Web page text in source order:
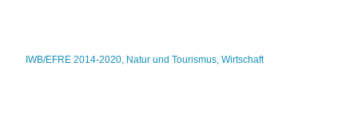
IWB/EFRE 2014-2020, Natur und Tourismus,Wirtschaft